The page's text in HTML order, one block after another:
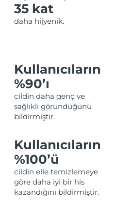
35 kat
daha hijyenik.
Kullanıcıların
%90’ı
cildin daha genç ve
sağlıklı göründüğünü
bildirmiştir.
Kullanıcıların
%100’ü
cildin elle temizlemeye
göre daha iyi bir his
kazandığını bildirmiştir.
Tahmini teslim tarihi
Tahmini teslim tarihi
Tahmini teslim tarihi 30/1/2026
Tahmini teslim tarihi
Tahmini teslim tarihi 29/1/2026
Tahmini teslim tarihi6/2/2026
Tahmini teslim tarihi30/1/2026